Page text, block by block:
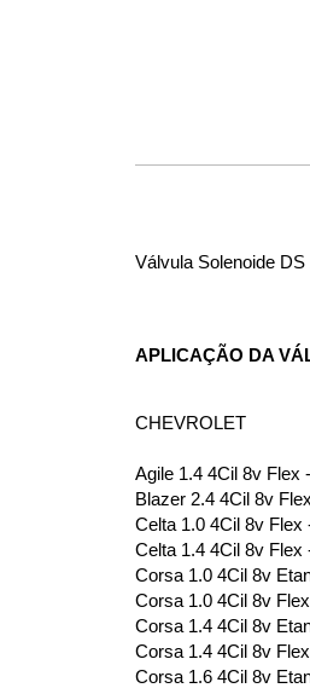
Válvula Solenoide
APLICAÇÃO DA
CHEVROLET
Agile 1.4 4Cil 8v Flex
Blazer 2.4 4Cil 8v
Celta 1.0 4Cil 8v Flex
Celta 1.4 4Cil 8v Flex
Corsa 1.0 4Cil 8v
Corsa 1.0 4Cil 8v
Corsa 1.4 4Cil 8v
Corsa 1.4 4Cil 8v
Corsa 1.6 4Cil 8v